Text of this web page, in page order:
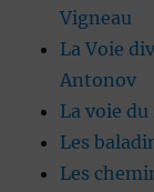
Vigneau
La Voie
Antonov
La voie
Les
Les